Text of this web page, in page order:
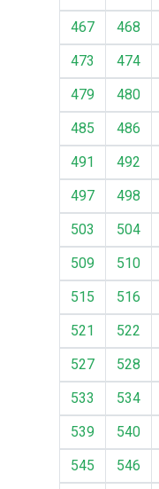
467
468
473
474
479
480
485
486
491
492
497
498
503
504
509
510
515
516
521
522
527
528
533
534
539
540
545
546